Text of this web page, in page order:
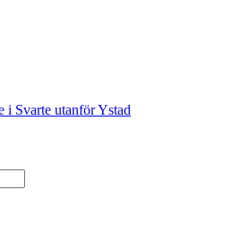
i Svarte utanför Ystad